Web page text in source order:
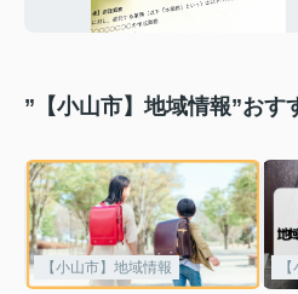
”【小山市】地域情報”おす
【小山市】地域情報